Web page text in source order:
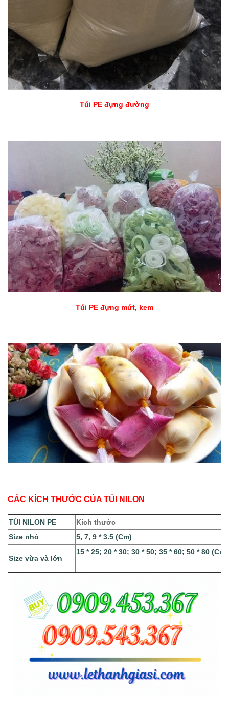
Túi PE đựng đường
Túi PE đựng mứt, kem
CÁC KÍCH THƯỚC CỦA TÚI NILON
TÚI NILON PE
Kích thước
Size nhỏ
5, 7, 9 * 3.5 (Cm)
Size vừa và lớn
15 * 25; 20 * 30; 30 * 50; 35 * 60; 50 * 80 (Cm)